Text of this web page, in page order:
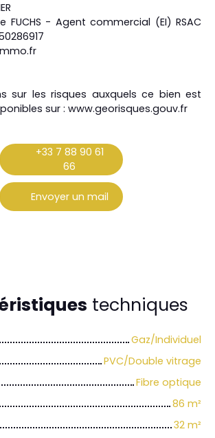
- Agent commercial (EI) RSAC
sur les risques auxquels ce bien est
sur : www.georisques.gouv.fr
+33 7 88 90 61
66
Envoyer un mail
techniques
Gaz/Individuel
PVC/Double vitrage
Fibre optique
86 m²
32 m²